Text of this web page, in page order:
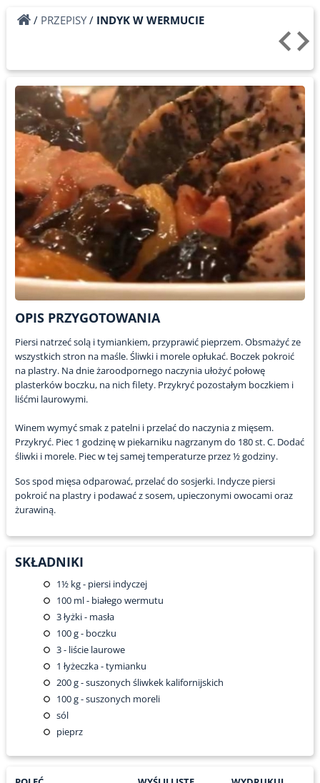
/ PRZEPISY/ INDYK W WERMUCIE
OPIS PRZYGOTOWANIA
Piersi natrzeć solą i tymiankiem, przyprawić pieprzem. Obsmażyć ze
wszystkich stron na maśle. Śliwki i morele opłukać. Boczek pokroić
na plastry. Na dnie żaroodpornego naczynia ułożyć połowę
plasterków boczku, na nich filety. Przykryć pozostałym boczkiem i
liśćmi laurowymi.
Winem wymyć smak z patelni i przelać do naczynia z mięsem.
Przykryć. Piec 1 godzinę w piekarniku nagrzanym do 180 st. C. Dodać
śliwki i morele. Piec w tej samej temperaturze przez ½ godziny.
Sos spod mięsa odparować, przelać do sosjerki. Indycze piersi
pokroić na plastry i podawać z sosem, upieczonymi owocami oraz
żurawiną.
SKŁADNIKI
1½kg - piersi indyczej
100ml - białego wermutu
3łyżki - masła
100g - boczku
3- liście laurowe
1 łyżeczka - tymianku
200g - suszonych śliwkek kalifornijskich
100g - suszonych moreli
sól
pieprz